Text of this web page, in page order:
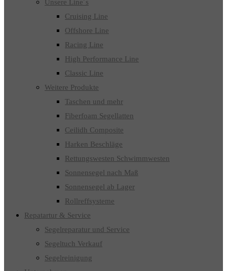
Unsere Line´s
Cruising Line
Offshore Line
Racing Line
High Performance Line
Classic Line
Weitere Produkte
Taschen und mehr
Fiberfoam Segellatten
Ceilidh Composite
Harken Beschläge
Rettungswesten Schwimmwesten
Sonnensegel nach Maß
Sonnensegel ab Lager
Rollreffsysteme
Repatartur & Service
Segelreparatur und Service
Segeltuch Verkauf
Segelreinigung